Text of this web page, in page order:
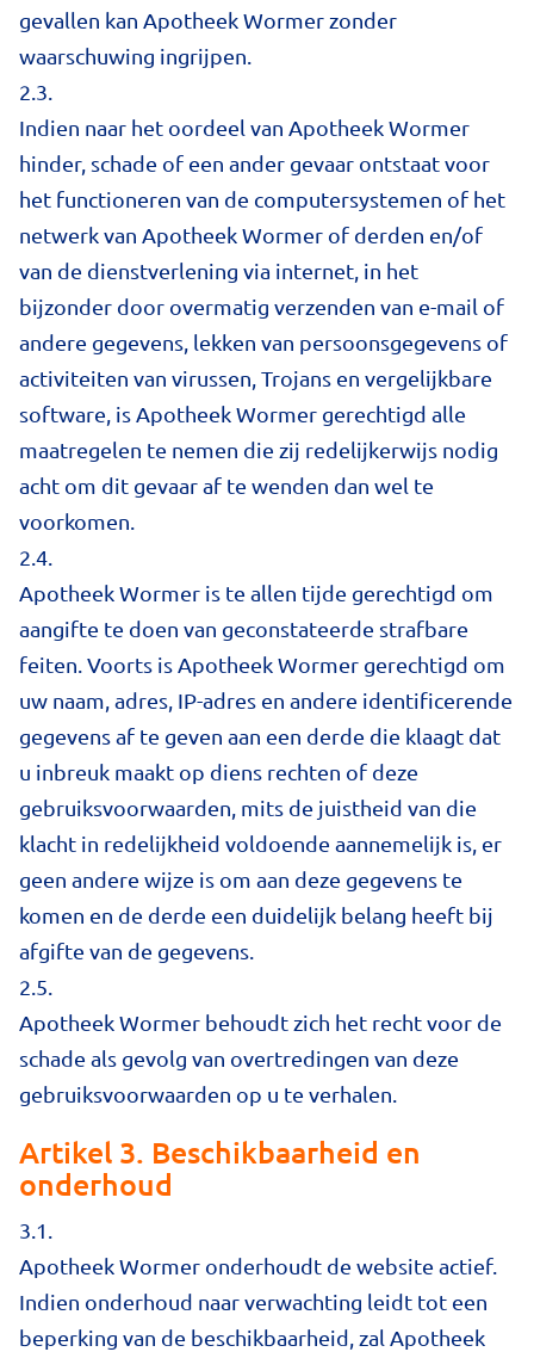
gevallen kan Apotheek Wormer zonder
waarschuwing ingrijpen.
2.3.
Indien naar het oordeel van Apotheek Wormer
hinder, schade of een ander gevaar ontstaat voor
het functioneren van de computersystemen of het
netwerk van Apotheek Wormer of derden en/of
van de dienstverlening via internet, in het
bijzonder door overmatig verzenden van e-mail of
andere gegevens, lekken van persoonsgegevens of
activiteiten van virussen, Trojans en vergelijkbare
software, is Apotheek Wormer gerechtigd alle
maatregelen te nemen die zij redelijkerwijs nodig
acht om dit gevaar af te wenden dan wel te
voorkomen.
2.4.
Apotheek Wormer is te allen tijde gerechtigd om
aangifte te doen van geconstateerde strafbare
feiten. Voorts is Apotheek Wormer gerechtigd om
uw naam, adres, IP-adres en andere identificerende
gegevens af te geven aan een derde die klaagt dat
u inbreuk maakt op diens rechten of deze
gebruiksvoorwaarden, mits de juistheid van die
klacht in redelijkheid voldoende aannemelijk is, er
geen andere wijze is om aan deze gegevens te
komen en de derde een duidelijk belang heeft bij
afgifte van de gegevens.
2.5.
Apotheek Wormer behoudt zich het recht voor de
schade als gevolg van overtredingen van deze
gebruiksvoorwaarden op u te verhalen.
Artikel 3. Beschikbaarheid en
onderhoud
3.1.
Apotheek Wormer onderhoudt de website actief.
Indien onderhoud naar verwachting leidt tot een
beperking van de beschikbaarheid, zal Apotheek